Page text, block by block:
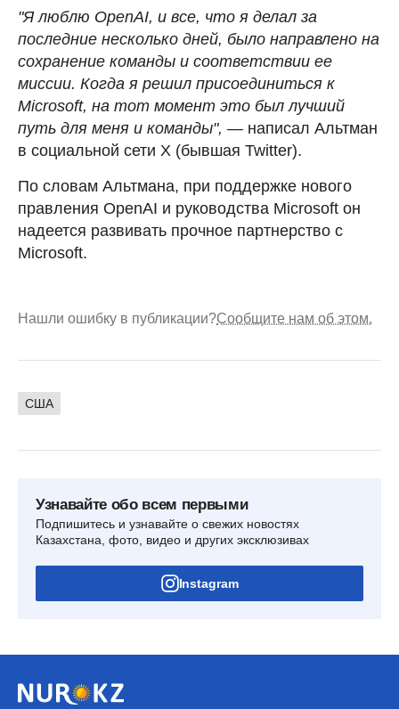
"Я люблю OpenAI, и все, что я делал за
последние несколько дней, было направлено на
сохранение команды и соответствии ее
миссии. Когда я решил присоединиться к
Microsoft, на тот момент это был лучший
путь для меня и команды", — написал Альтман
в социальной сети X (бывшая Twitter).
По словам Альтмана, при поддержке нового
правления OpenAI и руководства Microsoft он
надеется развивать прочное партнерство с
Microsoft.
Нашли ошибку в публикации?Сообщите нам об этом.
США
Узнавайте обо всем первыми
Подпишитесь и узнавайте о свежих новостях
Казахстана, фото, видео и других эксклюзивах
Instagram